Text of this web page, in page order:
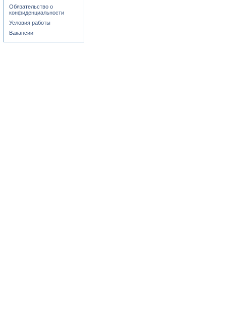
Обязательство о
конфиденциальности
Условия работы
Вакансии